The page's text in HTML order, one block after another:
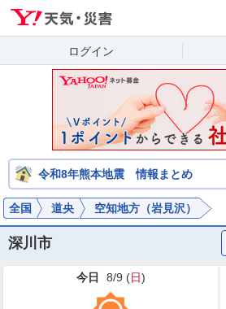
ログイン
令和8年熊本地震 情報まとめ
全国 道央 空知地方（岩見沢）
深川市
今日 8/9 (日)